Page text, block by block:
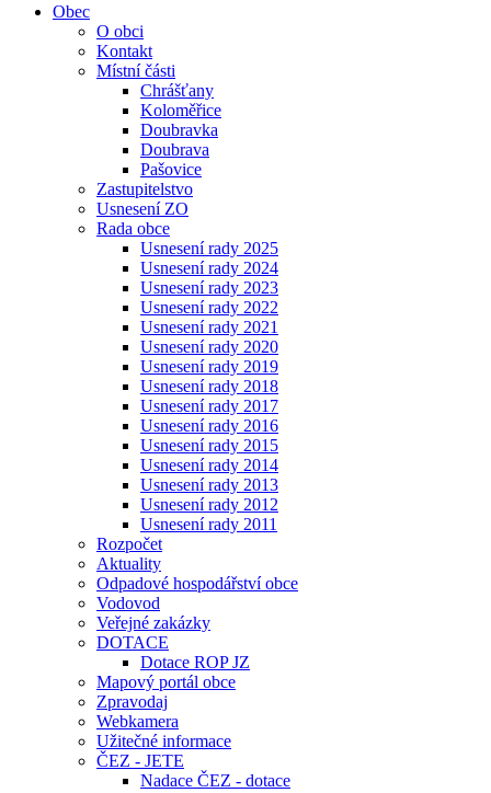
Obec
O obci
Kontakt
Místní části
Chrášťany
Koloměřice
Doubravka
Doubrava
Pašovice
Zastupitelstvo
Usnesení ZO
Rada obce
Usnesení rady 2025
Usnesení rady 2024
Usnesení rady 2023
Usnesení rady 2022
Usnesení rady 2021
Usnesení rady 2020
Usnesení rady 2019
Usnesení rady 2018
Usnesení rady 2017
Usnesení rady 2016
Usnesení rady 2015
Usnesení rady 2014
Usnesení rady 2013
Usnesení rady 2012
Usnesení rady 2011
Rozpočet
Aktuality
Odpadové hospodářství obce
Vodovod
Veřejné zakázky
DOTACE
Dotace ROP JZ
Mapový portál obce
Zpravodaj
Webkamera
Užitečné informace
ČEZ - JETE
Nadace ČEZ - dotace